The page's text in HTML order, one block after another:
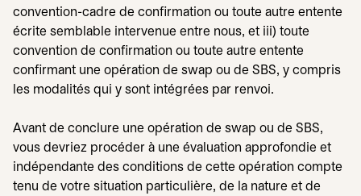
convention-cadre de confirmation ou toute autre entente
écrite semblable intervenue entre nous, et iii) toute
convention de confirmation ou toute autre entente
confirmant une opération de swap ou de SBS, y compris
les modalités qui y sont intégrées par renvoi.
Avant de conclure une opération de swap ou de SBS,
vous devriez procéder à une évaluation approfondie et
indépendante des conditions de cette opération compte
tenu de votre situation particulière, de la nature et de